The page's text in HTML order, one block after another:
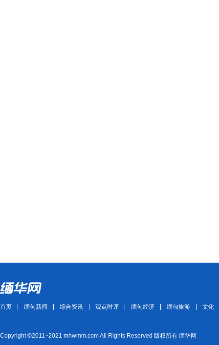
首页 缅甸新闻 综合资讯 观点时评 缅甸经济 缅甸旅游 文化
Copyright ©2011~2021 mhwmm.com All Rights Reserved 版权所有 缅华网